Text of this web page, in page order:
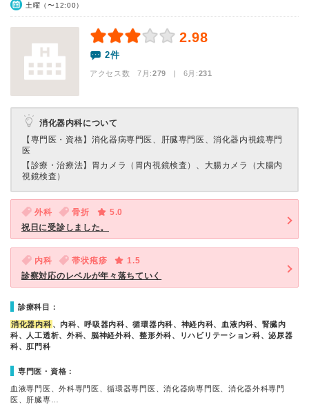
土曜（〜12:00）
2.98
2件
アクセス数 7月:279 | 6月:231
消化器内科について
【専門医・資格】 消化器病専門医、肝臓専門医、消化器内視鏡専門
医
【診療・治療法】 胃カメラ（胃内視鏡検査）、大腸カメラ（大腸内
視鏡検査）
外科 骨折
5.0
祝日に受診しました。
内科 帯状疱疹
1.5
診察対応のレベルが年々落ちていく
診療科目：
消化器内科 、内科、呼吸器内科、循環器内科、神経内科、血液内科、腎臓内
科、人工透析、外科、脳神経外科、整形外科、リハビリテーション科、泌尿器
科、肛門科
専門医・資格：
血液専門医、外科専門医、循環器専門医、消化器病専門医、消化器外科専門
医、肝臓専…